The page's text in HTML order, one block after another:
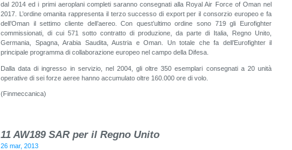
dal 2014 ed i primi aeroplani completi saranno consegnati alla Royal Air Force of Oman nel
2017. L’ordine omanita rappresenta il terzo successo di export per il consorzio europeo e fa
dell’Oman il settimo cliente dell’aereo. Con quest’ultimo ordine sono 719 gli Eurofighter
commissionati, di cui 571 sotto contratto di produzione, da parte di Italia, Regno Unito,
Germania, Spagna, Arabia Saudita, Austria e Oman. Un totale che fa dell’Eurofighter il
principale programma di collaborazione europeo nel campo della Difesa.
Dalla data di ingresso in servizio, nel 2004, gli oltre 350 esemplari consegnati a 20 unità
operative di sei forze aeree hanno accumulato oltre 160.000 ore di volo.
(Finmeccanica)
11 AW189 SAR per il Regno Unito
26 mar, 2013